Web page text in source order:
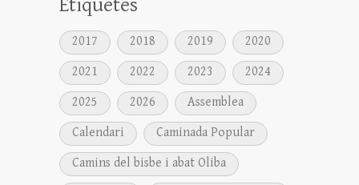
Etiquetes
2017 2018 2019
2020
2021
2022 2023
2024
2025
2026
Assemblea
Calendari
Caminada Popular
Camins del bisbe i abat Oliba